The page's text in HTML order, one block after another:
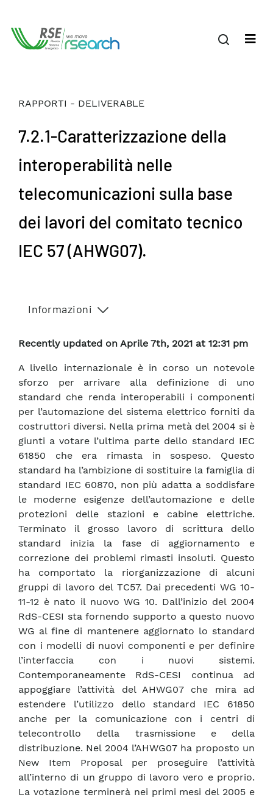
RAPPORTI - DELIVERABLE
7.2.1-Caratterizzazione della
interoperabilità nelle
telecomunicazioni sulla base
dei lavori del comitato tecnico
IEC 57 (AHWG07).
Informazioni
Recently updated on Aprile 7th, 2021 at 12:31 pm
A livello internazionale è in corso un notevole
sforzo per arrivare alla definizione di uno
standard che renda interoperabili i componenti
per l’automazione del sistema elettrico forniti da
costruttori diversi. Nella prima metà del 2004 si è
giunti a votare l’ultima parte dello standard IEC
61850 che era rimasta in sospeso. Questo
standard ha l’ambizione di sostituire la famiglia di
standard IEC 60870, non più adatta a soddisfare
le moderne esigenze dell’automazione e delle
protezioni delle stazioni e cabine elettriche.
Terminato il grosso lavoro di scrittura dello
standard inizia la fase di aggiornamento e
correzione dei problemi rimasti insoluti. Questo
ha comportato la riorganizzazione di alcuni
gruppi di lavoro del TC57. Dai precedenti WG 10-
11-12 è nato il nuovo WG 10. Dall’inizio del 2004
RdS-CESI sta fornendo supporto a questo nuovo
WG al fine di mantenere aggiornato lo standard
con i modelli di nuovi componenti e per definire
l’interfaccia con i nuovi sistemi.
Contemporaneamente RdS-CESI continua ad
appoggiare l’attività del AHWG07 che mira ad
estendere l’utilizzo dello standard IEC 61850
anche per la comunicazione con i centri di
telecontrollo della trasmissione e della
distribuzione. Nel 2004 l’AHWG07 ha proposto un
New Item Proposal per proseguire l’attività
all’interno di un gruppo di lavoro vero e proprio.
La votazione terminerà nei primi mesi del 2005 e